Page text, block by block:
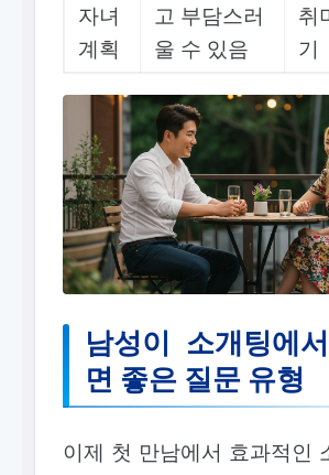
자녀
계획
고 부담스러
울 수 있음
취
기
남성이 소개팅에
면 좋은 질문 유형
이제 첫 만남에서 효과적인